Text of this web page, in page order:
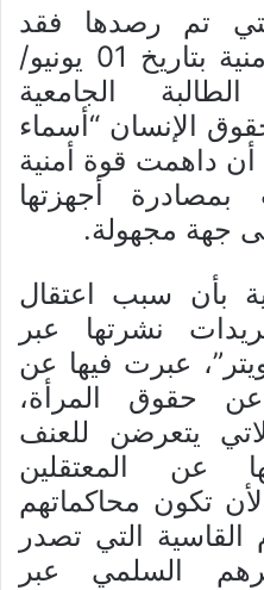
تم رصدها فقد
اعتقلت السلطات الأمنية بتاريخ 01 يونيو/
الجامعية
الإنسان “أسماء
عام بعد أن داهمت قوة أمنية
أجهزتها
إلى جهة مجهولة.
بأن سبب اعتقال
نشرتها عبر
عبرت فيها عن
عن حقوق المرأة،
يتعرضن للعنف
عن المعتقلين
تكون محاكماتهم
القاسية التي تصدر
السلمي عبر